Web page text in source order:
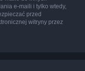
e-maili i tylko wtedy,
przed
witryny przez